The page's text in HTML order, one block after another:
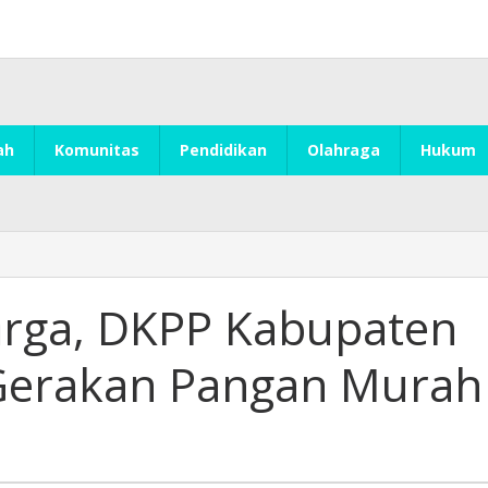
Komunitas Pendidikan Olahraga Hukum
DKPP Kabupaten
Pangan Murah